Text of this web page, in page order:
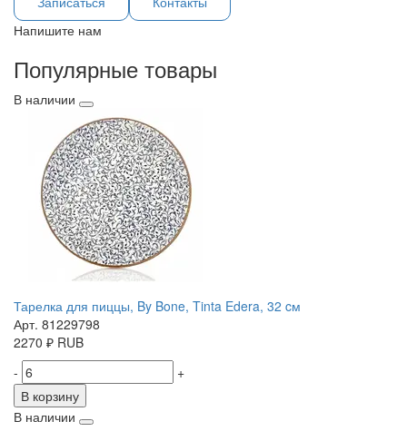
Напишите нам
Популярные товары
В наличии
Тарелка для пиццы, By Bone, Tinta Edera, 32 cм
Арт. 81229798
2270 ₽ RUB
-
+
В корзину
В наличии